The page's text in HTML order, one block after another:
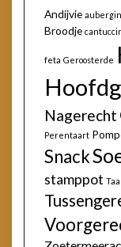
Andijvie
Broodje
feta Geroosterde
Nagerecht
Perentaart
Snack
stamppot